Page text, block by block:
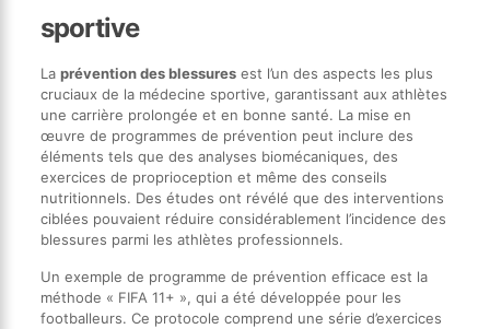
sportive
La prévention des blessuresest l’un des aspects les plus
cruciaux de la médecine sportive, garantissant aux athlètes
une carrière prolongée et en bonne santé. La mise en
œuvre de programmes de prévention peut inclure des
éléments tels que des analyses biomécaniques, des
exercices de proprioception et même des conseils
nutritionnels. Des études ont révélé que des interventions
ciblées pouvaient réduire considérablement l’incidence des
blessures parmi les athlètes professionnels.
Un exemple de programme de prévention efficace est la
méthode « FIFA 11+ », qui a été développée pour les
footballeurs. Ce protocole comprend une série d’exercices